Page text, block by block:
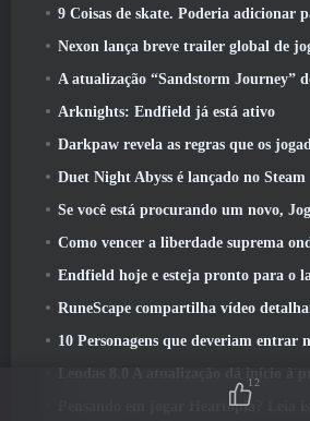
9 Coisas de skate. Poderia adicionar para
Nexon lança breve trailer global de jogabilidade
A atualização “Sandstorm Journey” do Crystal Of Atlan
Arknights: Endfield já está ativo
Darkpaw revela as regras que os jogadores escolheram para o
Duet Night Abyss é lançado no Steam
Se você está procurando um novo, Jogo de esportes competitivos, O teste beta
Como vencer a liberdade suprema onde
Endfield hoje e esteja pronto para o
RuneScape compartilha vídeo detalhando “ambiciosa
10 Personagens que deveriam entrar
Lendas 8.0 A atualização dá início à
Pensando em jogar Heartopia? Leia
12